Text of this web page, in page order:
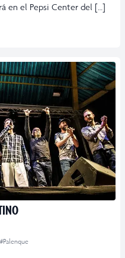
en el Pepsi Center del […]
#Palenque